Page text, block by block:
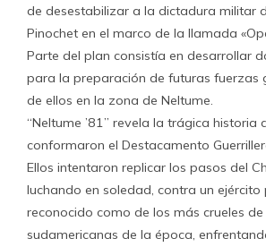
de desestabilizar a la dictadura militar
Pinochet en el marco de la llamada
Parte del plan consistía en desarrollar
para la preparación de futuras fuerzas
de ellos en la zona de Neltume.
“Neltume ’81” revela la trágica historia
conformaron el Destacamento
Ellos intentaron replicar los pasos del
luchando en soledad, contra un ejército
reconocido como de los más crueles
sudamericanas de la época,